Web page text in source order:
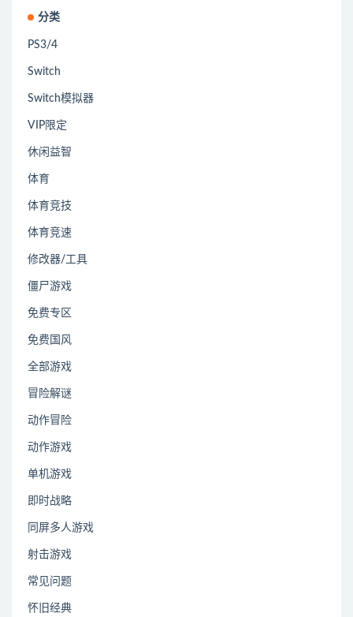
分类
PS3/4
Switch
Switch模拟器
VIP限定
休闲益智
体育
体育竞技
体育竞速
修改器/工具
僵尸游戏
免费专区
免费国风
全部游戏
冒险解谜
动作冒险
动作游戏
单机游戏
即时战略
同屏多人游戏
射击游戏
常见问题
怀旧经典